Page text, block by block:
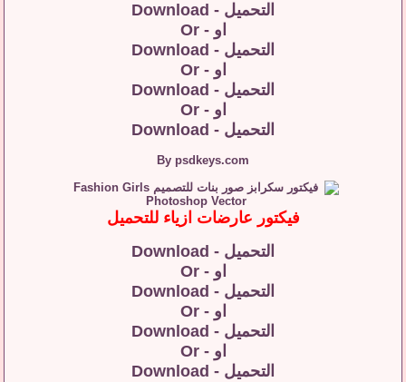
التحميل - Download
او - Or
التحميل - Download
او - Or
التحميل - Download
او - Or
التحميل - Download
By psdkeys.com
فيكتور عارضات ازياء للتحميل
التحميل - Download
او - Or
التحميل - Download
او - Or
التحميل - Download
او - Or
التحميل - Download